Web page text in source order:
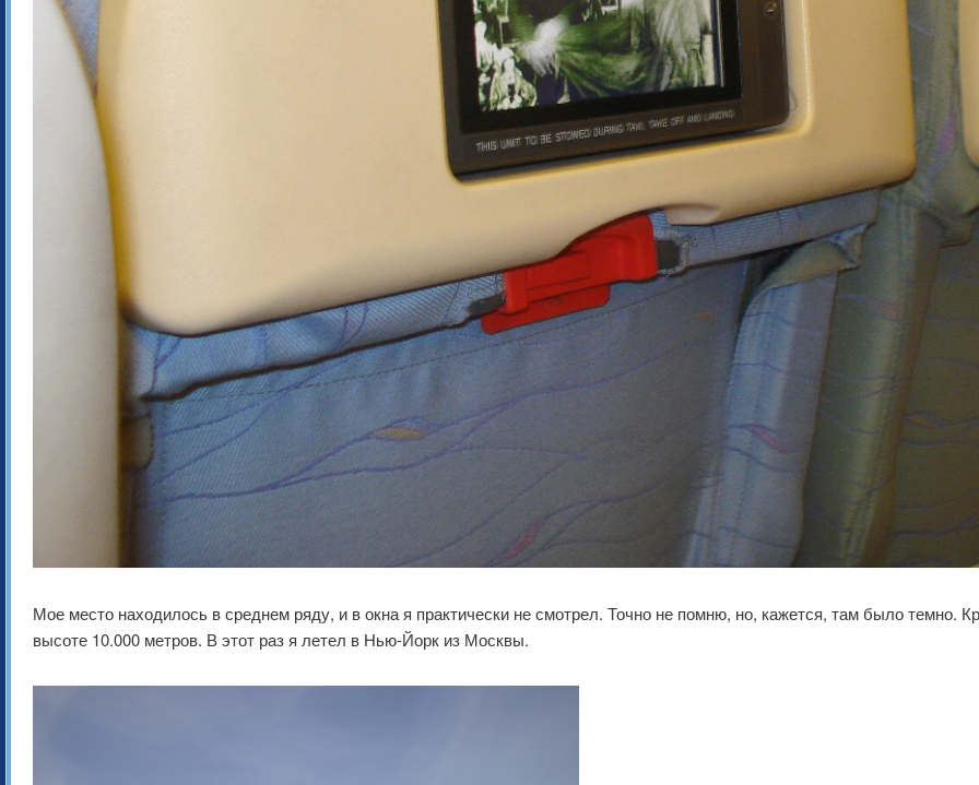
Мое место находилось в среднем ряду, и в окна я практически не смотрел. Точно не помню, но, кажется, там было темно.
высоте 10.000 метров. В этот раз я летел в Нью-Йорк из Москвы.